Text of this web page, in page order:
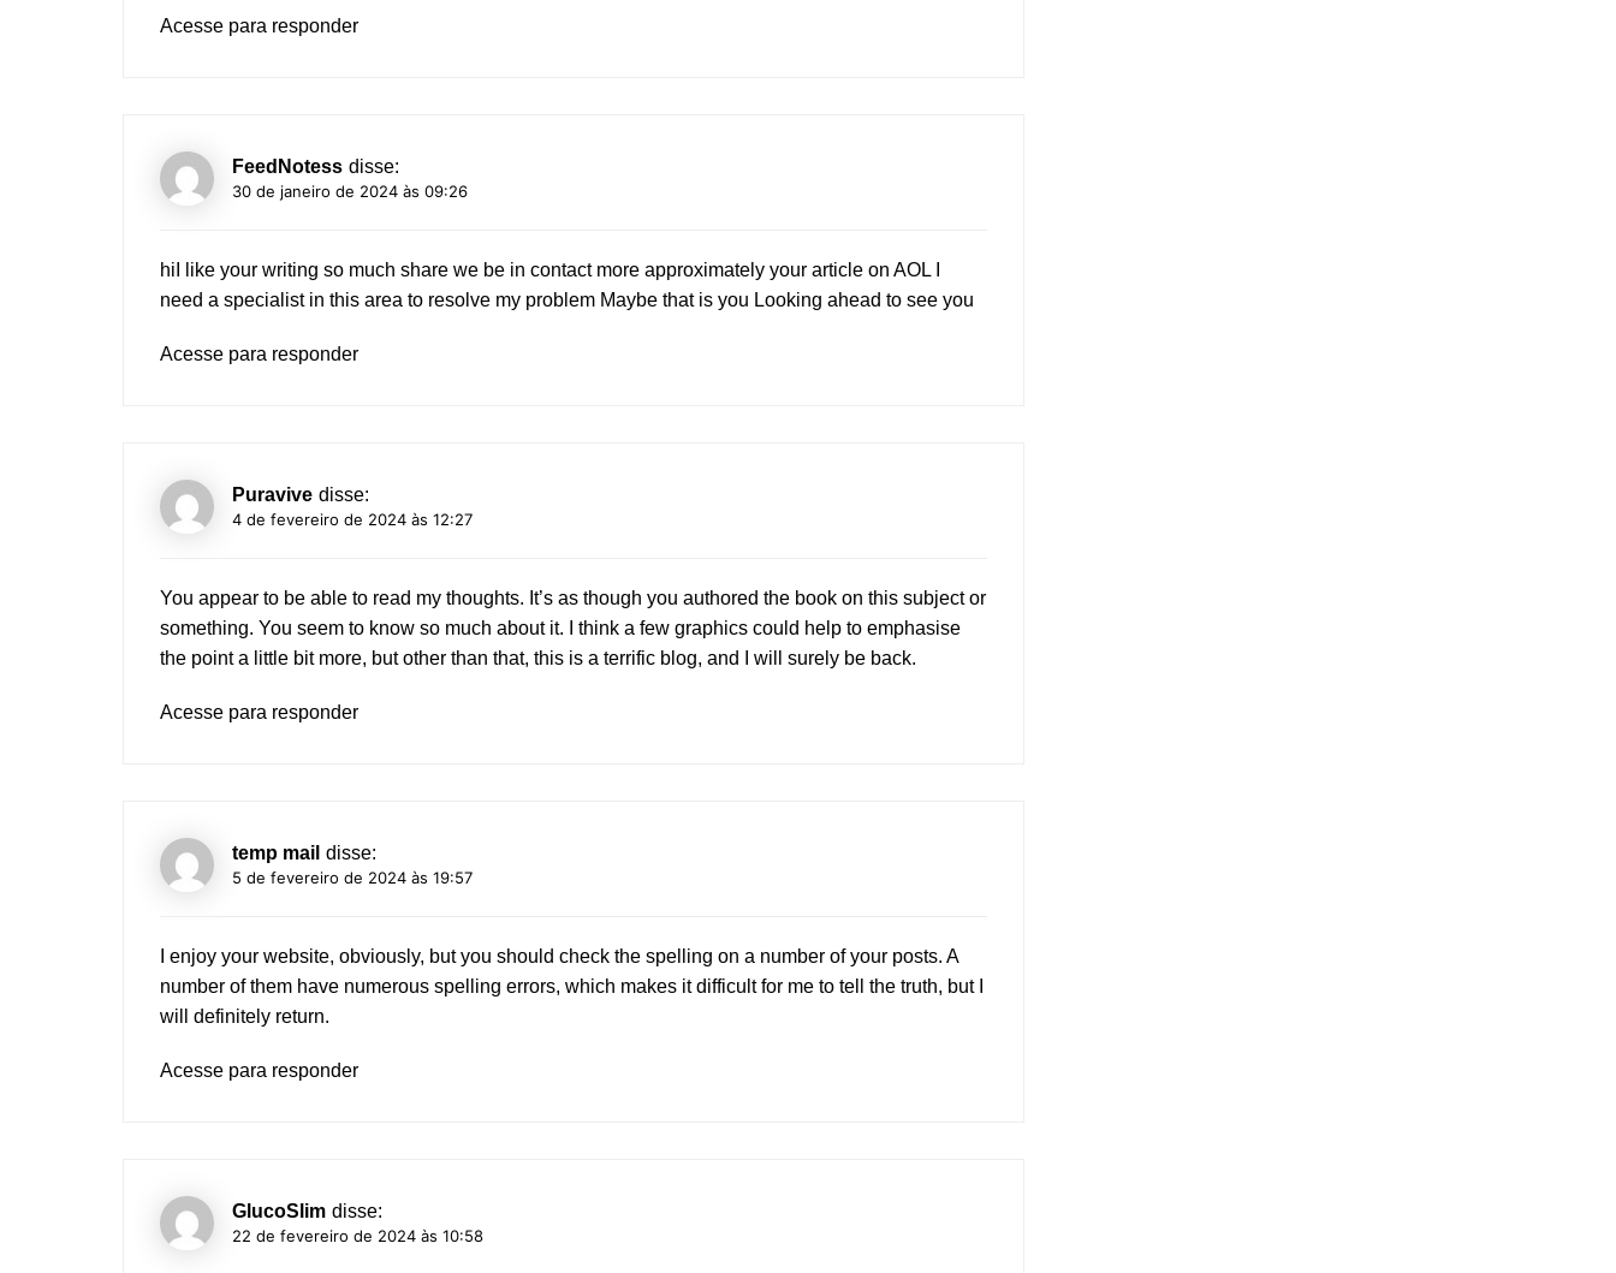
Acesse para responder
FeedNotess disse:
30 de janeiro de 2024 às 09:26
hiI like your writing so much share we be in contact more approximately your article on AOL I
need a specialist in this area to resolve my problem Maybe that is you Looking ahead to see you
Acesse para responder
Puravive disse:
4 de fevereiro de 2024 às 12:27
You appear to be able to read my thoughts. It’s as though you authored the book on this subject or
something. You seem to know so much about it. I think a few graphics could help to emphasise
the point a little bit more, but other than that, this is a terrific blog, and I will surely be back.
Acesse para responder
temp mail disse:
5 de fevereiro de 2024 às 19:57
I enjoy your website, obviously, but you should check the spelling on a number of your posts. A
number of them have numerous spelling errors, which makes it difficult for me to tell the truth, but I
will definitely return.
Acesse para responder
GlucoSlim disse:
22 de fevereiro de 2024 às 10:58